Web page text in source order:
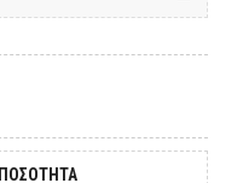
ΠΟΣΟΤΗΤΑ